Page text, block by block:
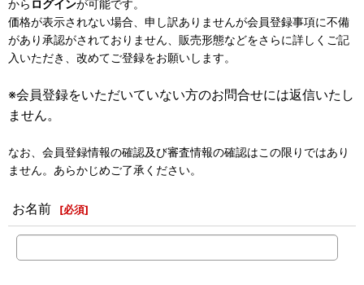
から ログインが可能です。
価格が表示されない場合、申し訳ありませんが会員登録事項に不備
があり承認がされておりません、販売形態などをさらに詳しくご記
入いただき、改めてご登録をお願いします。
※会員登録をいただいていない方のお問合せには返信いたし
ません。
なお、会員登録情報の確認及び審査情報の確認はこの限りではあり
ません。あらかじめご了承ください。
お名前 [必須]